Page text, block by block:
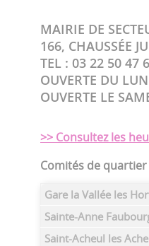
MAIRIE DE
166, CHAUSSÉE
TEL : 03 22 50 47
OUVERTE DU
OUVERTE LE
>> Consultez les
Comités de quartier
Gare la Vallée les
Sainte-Anne
Saint-Acheul les